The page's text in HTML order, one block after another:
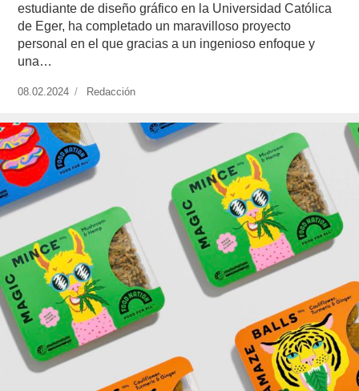
estudiante de diseño gráfico en la Universidad Católica
de Eger, ha completado un maravilloso proyecto
personal en el que gracias a un ingenioso enfoque y
una…
Publicado
08.02.2024 https://www.experimenta.es/author/redaccion/
Redacción